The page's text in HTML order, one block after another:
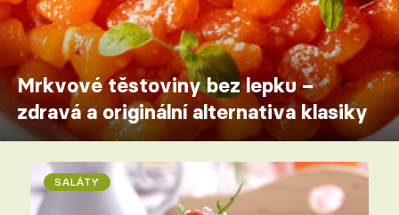
Mrkvové těstoviny bez lepku –
zdravá a originální alternativa klasiky
SALÁTY